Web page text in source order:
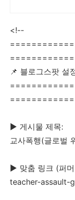
<!--
📌 블로그스팟 설
▶ 게시물 제목:
교사폭행(글로벌
▶ 맞춤 링크 (퍼
teacher-assault-